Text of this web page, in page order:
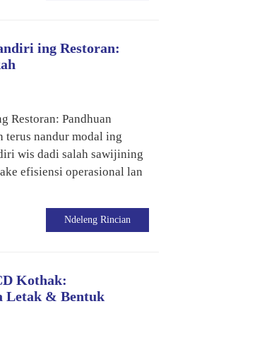
ing Restoran:
Restoran: Pandhuan
terus nandur modal ing
wis dadi salah sawijining
efisiensi operasional lan
Ndeleng Rincian
Kothak:
Letak & Bentuk